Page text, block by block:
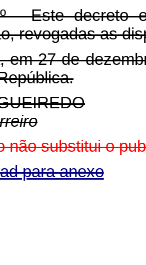
- Este decreto
revogadas as
em 27 de
não substitui o
para anexo